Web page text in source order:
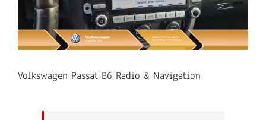
Volkswagen Passat B6 Radio & Navigation